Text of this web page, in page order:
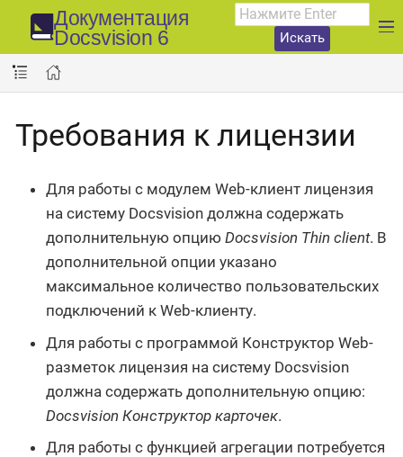
Документация
Docsvision 6
Искать
Требования к лицензии
Для работы с модулем Web-клиент лицензия
на систему Docsvision должна содержать
дополнительную опцию Docsvision Thin client. В
дополнительной опции указано
максимальное количество пользовательских
подключений к Web-клиенту.
Для работы с программой Конструктор Web-
разметок лицензия на систему Docsvision
должна содержать дополнительную опцию:
Docsvision Конструктор карточек.
Для работы с функцией агрегации потребуется